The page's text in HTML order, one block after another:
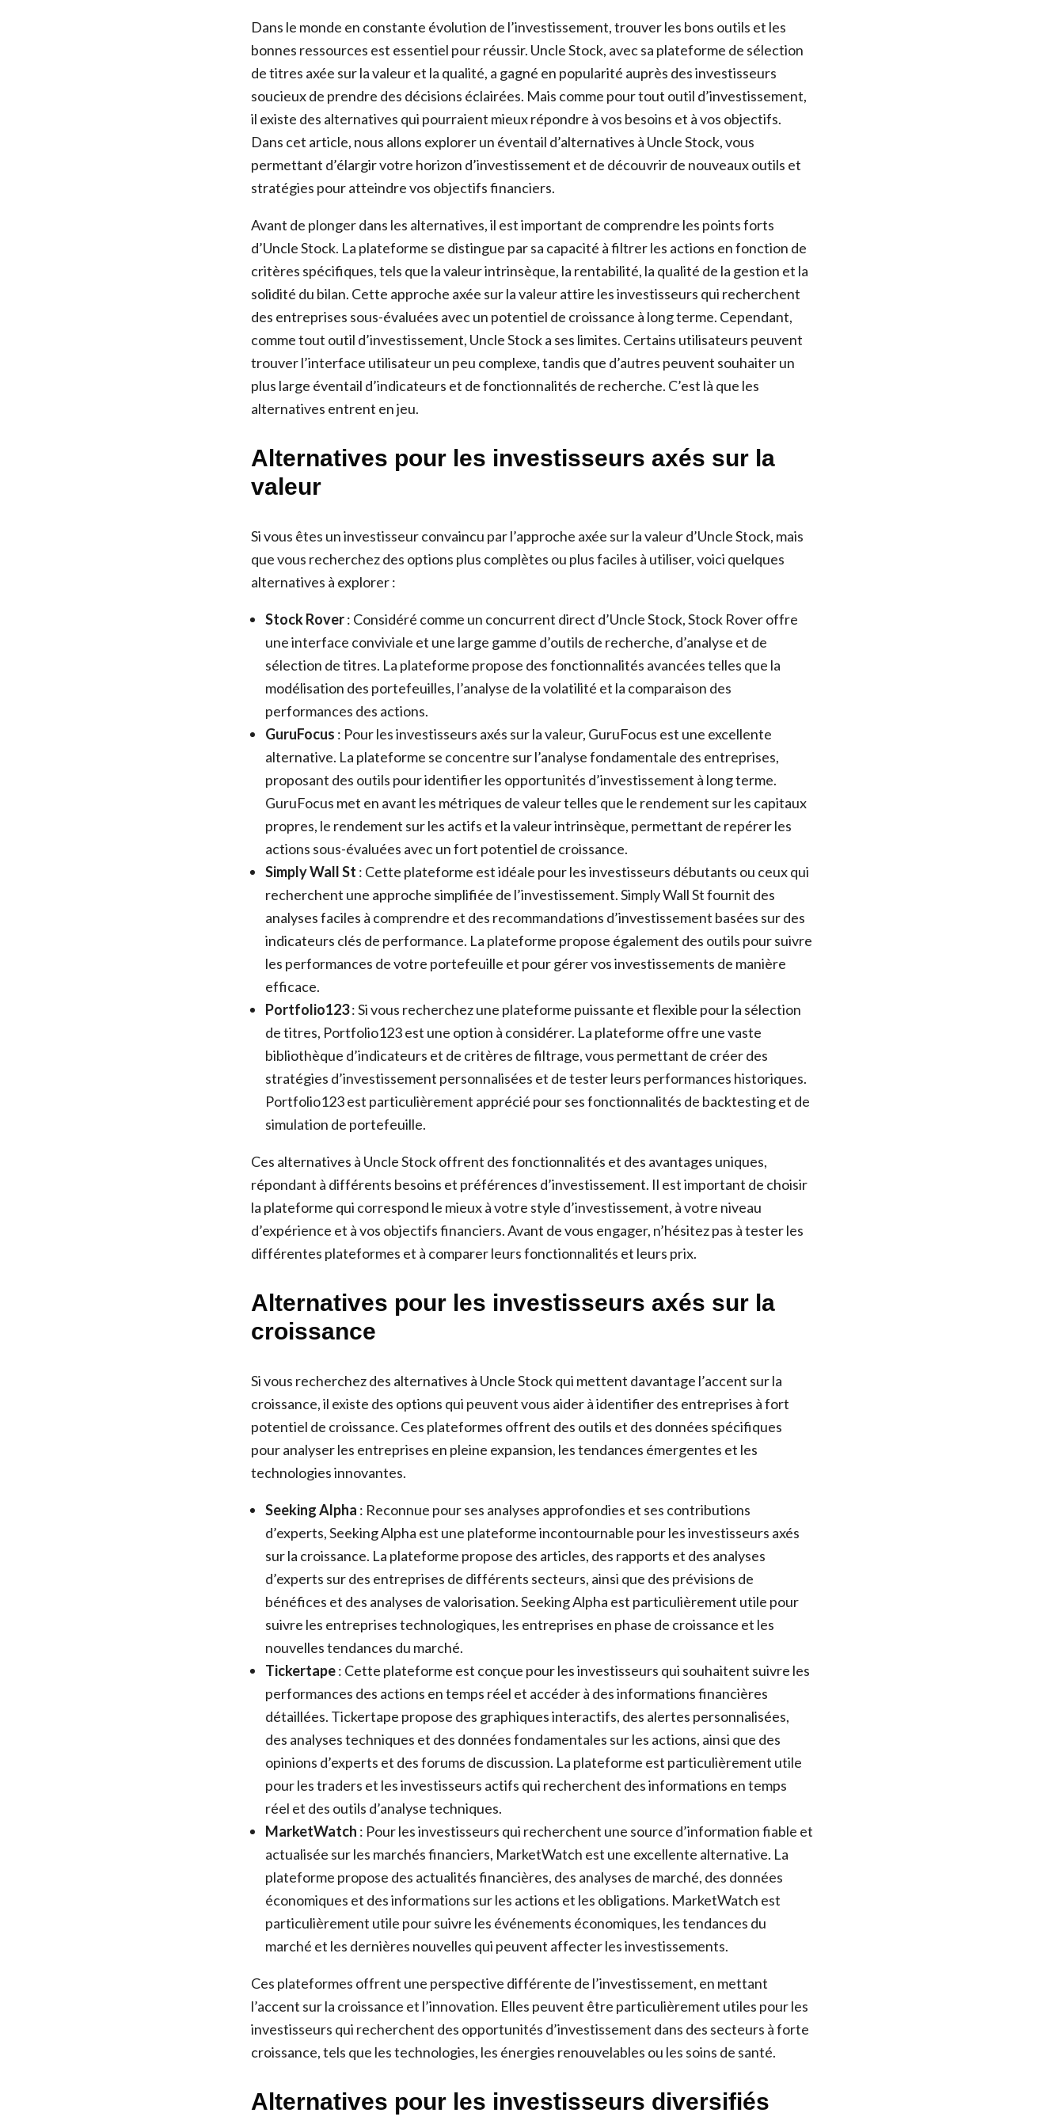
Dans le monde en constante évolution de l’investissement, trouver les bons outils et les
bonnes ressources est essentiel pour réussir. Uncle Stock, avec sa plateforme de sélection
de titres axée sur la valeur et la qualité, a gagné en popularité auprès des investisseurs
soucieux de prendre des décisions éclairées. Mais comme pour tout outil d’investissement,
il existe des alternatives qui pourraient mieux répondre à vos besoins et à vos objectifs.
Dans cet article, nous allons explorer un éventail d’alternatives à Uncle Stock, vous
permettant d’élargir votre horizon d’investissement et de découvrir de nouveaux outils et
stratégies pour atteindre vos objectifs financiers.
Avant de plonger dans les alternatives, il est important de comprendre les points forts
d’Uncle Stock. La plateforme se distingue par sa capacité à filtrer les actions en fonction de
critères spécifiques, tels que la valeur intrinsèque, la rentabilité, la qualité de la gestion et la
solidité du bilan. Cette approche axée sur la valeur attire les investisseurs qui recherchent
des entreprises sous-évaluées avec un potentiel de croissance à long terme. Cependant,
comme tout outil d’investissement, Uncle Stock a ses limites. Certains utilisateurs peuvent
trouver l’interface utilisateur un peu complexe, tandis que d’autres peuvent souhaiter un
plus large éventail d’indicateurs et de fonctionnalités de recherche. C’est là que les
alternatives entrent en jeu.
Alternatives pour les investisseurs axés sur la
valeur
Si vous êtes un investisseur convaincu par l’approche axée sur la valeur d’Uncle Stock, mais
que vous recherchez des options plus complètes ou plus faciles à utiliser, voici quelques
alternatives à explorer :
Stock Rover: Considéré comme un concurrent direct d’Uncle Stock, Stock Rover offre
une interface conviviale et une large gamme d’outils de recherche, d’analyse et de
sélection de titres. La plateforme propose des fonctionnalités avancées telles que la
modélisation des portefeuilles, l’analyse de la volatilité et la comparaison des
performances des actions.
GuruFocus : Pour les investisseurs axés sur la valeur, GuruFocus est une excellente
alternative. La plateforme se concentre sur l’analyse fondamentale des entreprises,
proposant des outils pour identifier les opportunités d’investissement à long terme.
GuruFocus met en avant les métriques de valeur telles que le rendement sur les capitaux
propres, le rendement sur les actifs et la valeur intrinsèque, permettant de repérer les
actions sous-évaluées avec un fort potentiel de croissance.
Simply Wall St : Cette plateforme est idéale pour les investisseurs débutants ou ceux qui
recherchent une approche simplifiée de l’investissement. Simply Wall St fournit des
analyses faciles à comprendre et des recommandations d’investissement basées sur des
indicateurs clés de performance. La plateforme propose également des outils pour suivre
les performances de votre portefeuille et pour gérer vos investissements de manière
efficace.
Portfolio123: Si vous recherchez une plateforme puissante et flexible pour la sélection
de titres, Portfolio123 est une option à considérer. La plateforme offre une vaste
bibliothèque d’indicateurs et de critères de filtrage, vous permettant de créer des
stratégies d’investissement personnalisées et de tester leurs performances historiques.
Portfolio123 est particulièrement apprécié pour ses fonctionnalités de backtesting et de
simulation de portefeuille.
Ces alternatives à Uncle Stock offrent des fonctionnalités et des avantages uniques,
répondant à différents besoins et préférences d’investissement. Il est important de choisir
la plateforme qui correspond le mieux à votre style d’investissement, à votre niveau
d’expérience et à vos objectifs financiers. Avant de vous engager, n’hésitez pas à tester les
différentes plateformes et à comparer leurs fonctionnalités et leurs prix.
Alternatives pour les investisseurs axés sur la
croissance
Si vous recherchez des alternatives à Uncle Stock qui mettent davantage l’accent sur la
croissance, il existe des options qui peuvent vous aider à identifier des entreprises à fort
potentiel de croissance. Ces plateformes offrent des outils et des données spécifiques
pour analyser les entreprises en pleine expansion, les tendances émergentes et les
technologies innovantes.
Seeking Alpha : Reconnue pour ses analyses approfondies et ses contributions
d’experts, Seeking Alpha est une plateforme incontournable pour les investisseurs axés
sur la croissance. La plateforme propose des articles, des rapports et des analyses
d’experts sur des entreprises de différents secteurs, ainsi que des prévisions de
bénéfices et des analyses de valorisation. Seeking Alpha est particulièrement utile pour
suivre les entreprises technologiques, les entreprises en phase de croissance et les
nouvelles tendances du marché.
Tickertape: Cette plateforme est conçue pour les investisseurs qui souhaitent suivre les
performances des actions en temps réel et accéder à des informations financières
détaillées. Tickertape propose des graphiques interactifs, des alertes personnalisées,
des analyses techniques et des données fondamentales sur les actions, ainsi que des
opinions d’experts et des forums de discussion. La plateforme est particulièrement utile
pour les traders et les investisseurs actifs qui recherchent des informations en temps
réel et des outils d’analyse techniques.
MarketWatch : Pour les investisseurs qui recherchent une source d’information fiable et
actualisée sur les marchés financiers, MarketWatch est une excellente alternative. La
plateforme propose des actualités financières, des analyses de marché, des données
économiques et des informations sur les actions et les obligations. MarketWatch est
particulièrement utile pour suivre les événements économiques, les tendances du
marché et les dernières nouvelles qui peuvent affecter les investissements.
Ces plateformes offrent une perspective différente de l’investissement, en mettant
l’accent sur la croissance et l’innovation. Elles peuvent être particulièrement utiles pour les
investisseurs qui recherchent des opportunités d’investissement dans des secteurs à forte
croissance, tels que les technologies, les énergies renouvelables ou les soins de santé.
Alternatives pour les investisseurs diversifiés